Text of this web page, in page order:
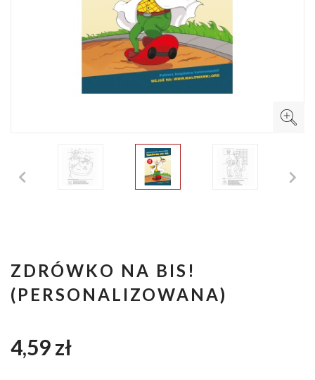
 
ZDRÓWKO NA BIS!
(PERSONALIZOWANA)
4,59 zł